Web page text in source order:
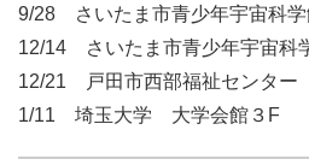
9/28 さいたま市青少年宇宙科
12/14 さいたま市青少年宇宙科
12/21 戸田市西部福祉センター
1/11 埼玉大学 大学会館３F